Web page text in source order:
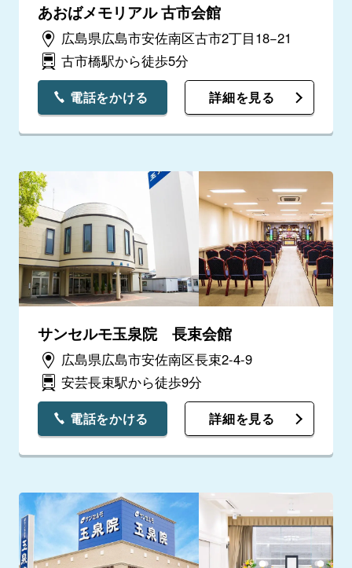
あおばメモリアル 古市会館
広島県広島市安佐南区古市2丁目18−21
古市橋駅から徒歩5分
電話をかける 詳細を見る
サンセルモ玉泉院 長束会館
広島県広島市安佐南区長束2-4-9
安芸長束駅から徒歩9分
電話をかける 詳細を見る